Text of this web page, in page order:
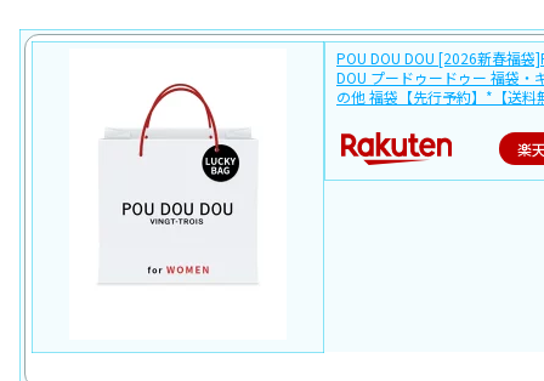
POU DOU DOU [2026新春福袋
DOU プードゥードゥー 福袋・
の他 福袋【先行予約】*【送料
楽